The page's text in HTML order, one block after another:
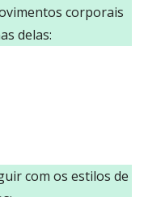
corporais
delas:
com os estilos de